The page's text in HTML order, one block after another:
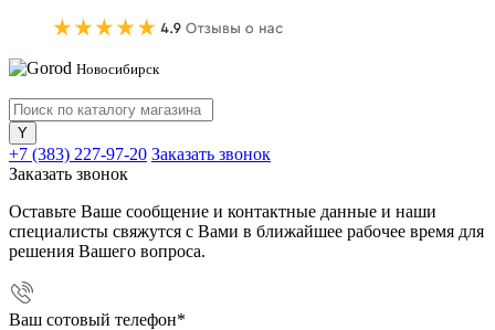
Новосибирск
+7 (383) 227-97-20 Заказать звонок
Заказать звонок
Оставьте Ваше сообщение и контактные данные и наши
специалисты свяжутся с Вами в ближайшее рабочее время для
решения Вашего вопроса.
Ваш сотовый телефон*